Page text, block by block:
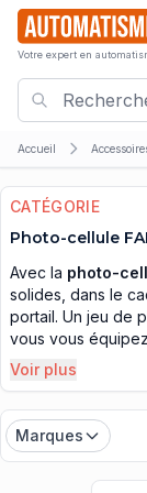
Votre expert en
Accueil
CATÉGORIE
Photo-cellule
Avec la photo-
solides, dans le
portail. Un jeu de
vous vous
fabriquant et elles
extérieur du
vers le côté
chemin
Voir plus
Marques